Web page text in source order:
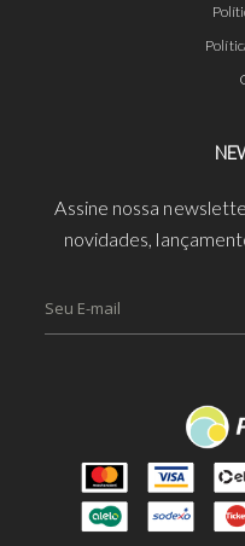
Assine nossa
novidades,